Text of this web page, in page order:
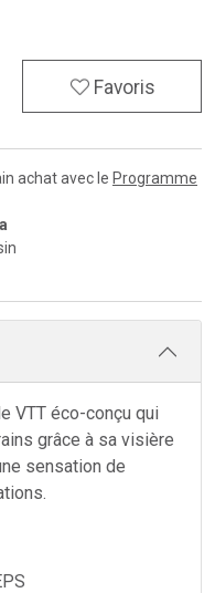
Favoris
achat avec le Programme
VTT éco-conçu qui
grâce à sa visière
sensation de